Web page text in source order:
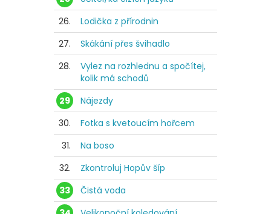
26.
Lodička z přírodnin
27.
Skákání přes švihadlo
28.
Vylez na rozhlednu a spočítej,
kolik má schodů
29
Nájezdy
30.
Fotka s kvetoucím hořcem
31.
Na boso
32.
Zkontroluj Hopův šíp
33
Čistá voda